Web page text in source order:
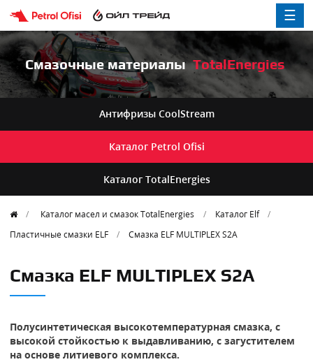
☰
Смазочные материалыTotalEnergies
Антифризы CoolStream
Каталог Petrol Ofisi
Каталог TotalEnergies
Каталог масел и смазок TotalEnergies
Каталог Elf
Пластичные смазки ELF
Смазка ELF MULTIPLEX S2A
Смазка ELF MULTIPLEX S2A
Полусинтетическая высокотемпературная смазка, с
высокой стойкостью к выдавливанию, с загустителем
на основе литиевого комплекса.